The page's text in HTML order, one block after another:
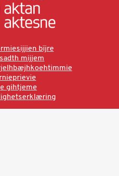
bïjre
mijjem
gihtjeme